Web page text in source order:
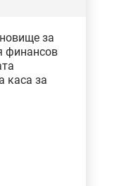
за
финансов
каса за